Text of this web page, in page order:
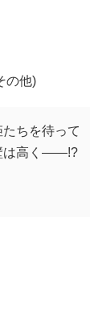
の他)
ちを待って
は高く――!?